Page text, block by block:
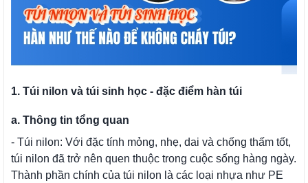
1. Túi nilon và túi sinh học - đặc điểm hàn túi
a. Thông tin tổng quan
- Túi nilon: Với đặc tính mỏng, nhẹ, dai và chống thấm tốt,
túi nilon đã trở nên quen thuộc trong cuộc sống hàng ngày.
Thành phần chính của túi nilon là các loại nhựa như PE